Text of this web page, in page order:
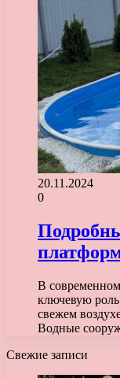
20.11.2024
0
В
ключевую
свежем
Водные
Свежие записи